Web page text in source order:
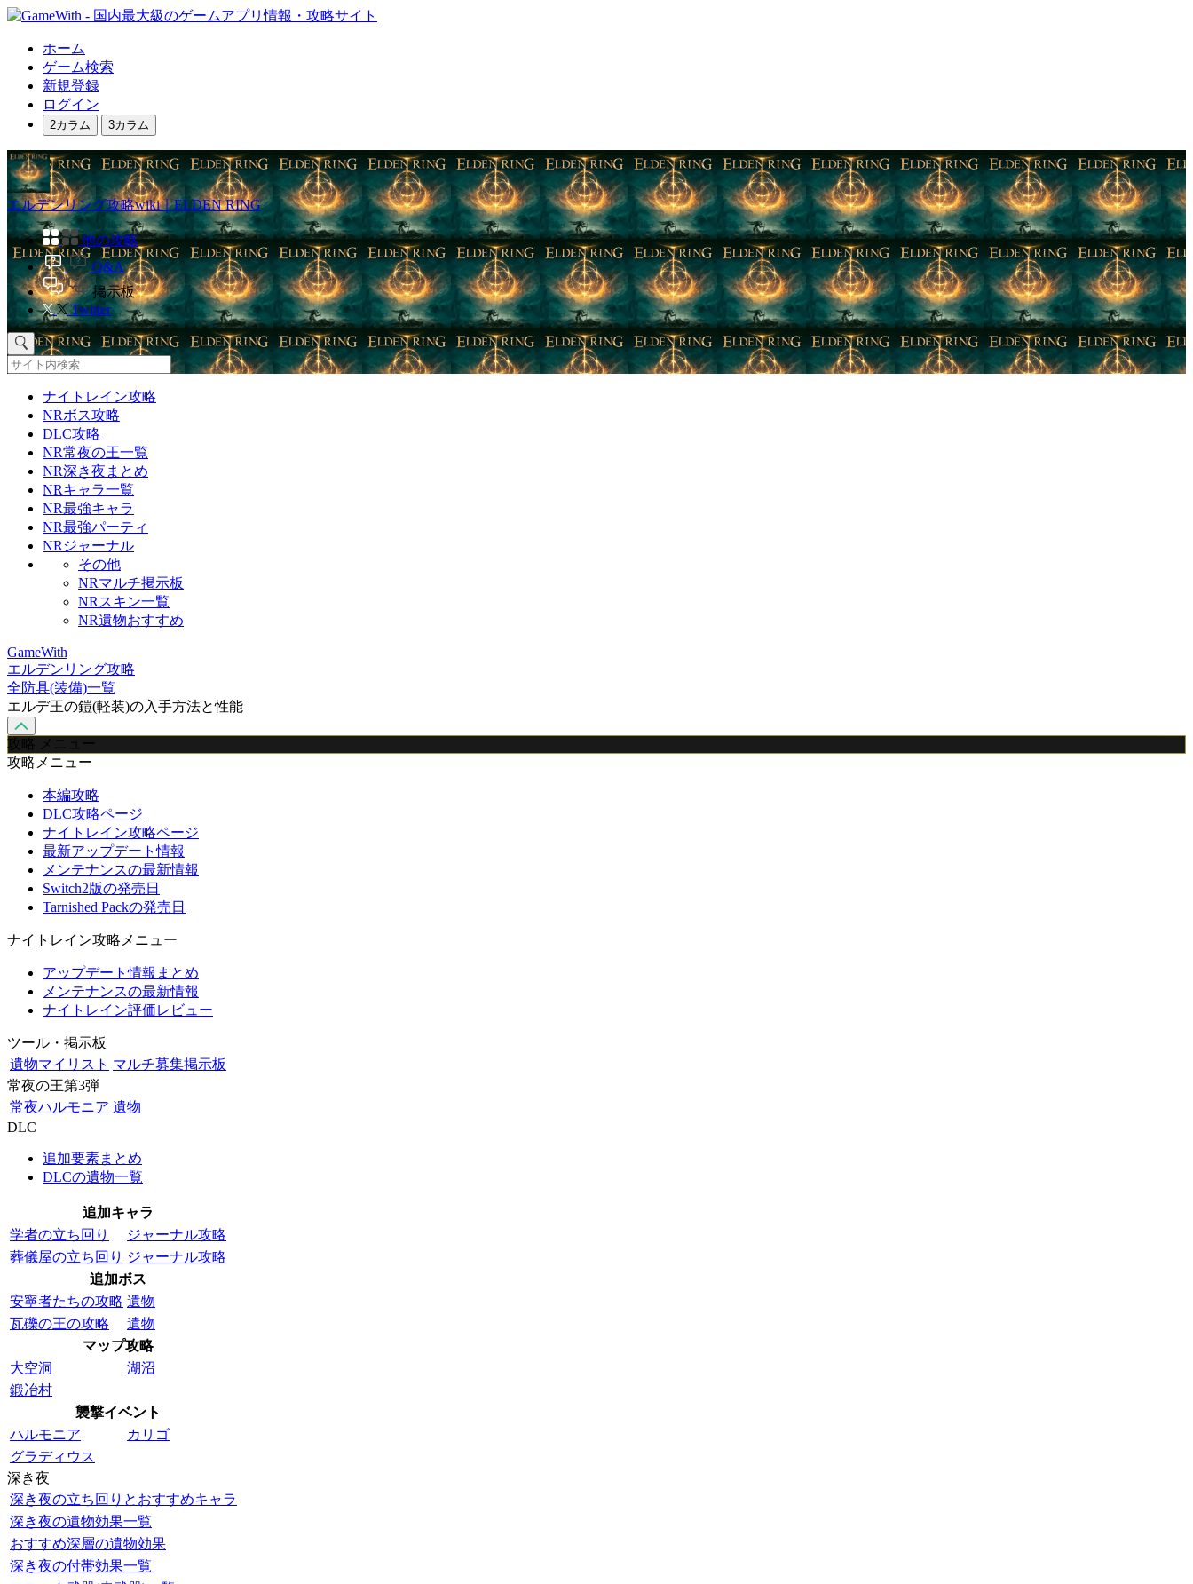
ホーム
ゲーム検索
新規登録
ログイン
2カラム 3カラム
エルデンリング攻略wiki｜ELDEN RING
他の攻略
Q&A
掲示板
Twitter
ナイトレイン攻略
NRボス攻略
DLC攻略
NR常夜の王一覧
NR深き夜まとめ
NRキャラ一覧
NR最強キャラ
NR最強パーティ
NRジャーナル
その他
NRマルチ掲示板
NRスキン一覧
NR遺物おすすめ
GameWith
エルデンリング攻略
全防具(装備)一覧
エルデ王の鎧(軽装)の入手方法と性能
攻略 メニュー
攻略メニュー
本編攻略
DLC攻略ページ
ナイトレイン攻略ページ
最新アップデート情報
メンテナンスの最新情報
Switch2版の発売日
Tarnished Packの発売日
ナイトレイン攻略メニュー
アップデート情報まとめ
メンテナンスの最新情報
ナイトレイン評価レビュー
ツール・掲示板
遺物マイリスト マルチ募集掲示板
常夜の王第3弾
常夜ハルモニア 遺物
DLC
追加要素まとめ
DLCの遺物一覧
追加キャラ
学者の立ち回り
ジャーナル攻略
葬儀屋の立ち回り ジャーナル攻略
追加ボス
安寧者たちの攻略 遺物
瓦礫の王の攻略
遺物
マップ攻略
大空洞
湖沼
鍛冶村
襲撃イベント
ハルモニア
カリゴ
グラディウス
深き夜
深き夜の立ち回りとおすすめキャラ
深き夜の遺物効果一覧
おすすめ深層の遺物効果
深き夜の付帯効果一覧